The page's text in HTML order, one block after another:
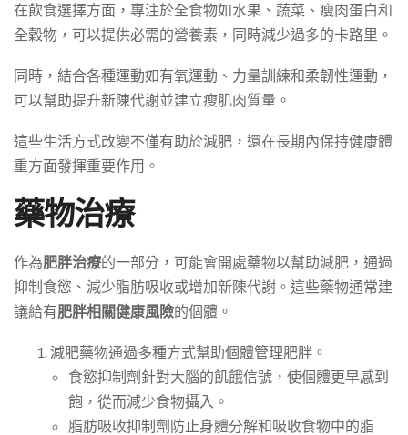
在飲食選擇方面，專注於全食物如水果、蔬菜、瘦肉蛋白和
全穀物，可以提供必需的營養素，同時減少過多的卡路里。
同時，結合各種運動如有氧運動、力量訓練和柔韌性運動，
可以幫助提升新陳代謝並建立瘦肌肉質量。
這些生活方式改變不僅有助於減肥，還在長期內保持健康體
重方面發揮重要作用。
藥物治療
作為肥胖治療的一部分，可能會開處藥物以幫助減肥，通過
抑制食慾、減少脂肪吸收或增加新陳代謝。這些藥物通常建
議給有肥胖相關健康風險的個體。
減肥藥物通過多種方式幫助個體管理肥胖。
食慾抑制劑針對大腦的飢餓信號，使個體更早感到
飽，從而減少食物攝入。
脂肪吸收抑制劑防止身體分解和吸收食物中的脂